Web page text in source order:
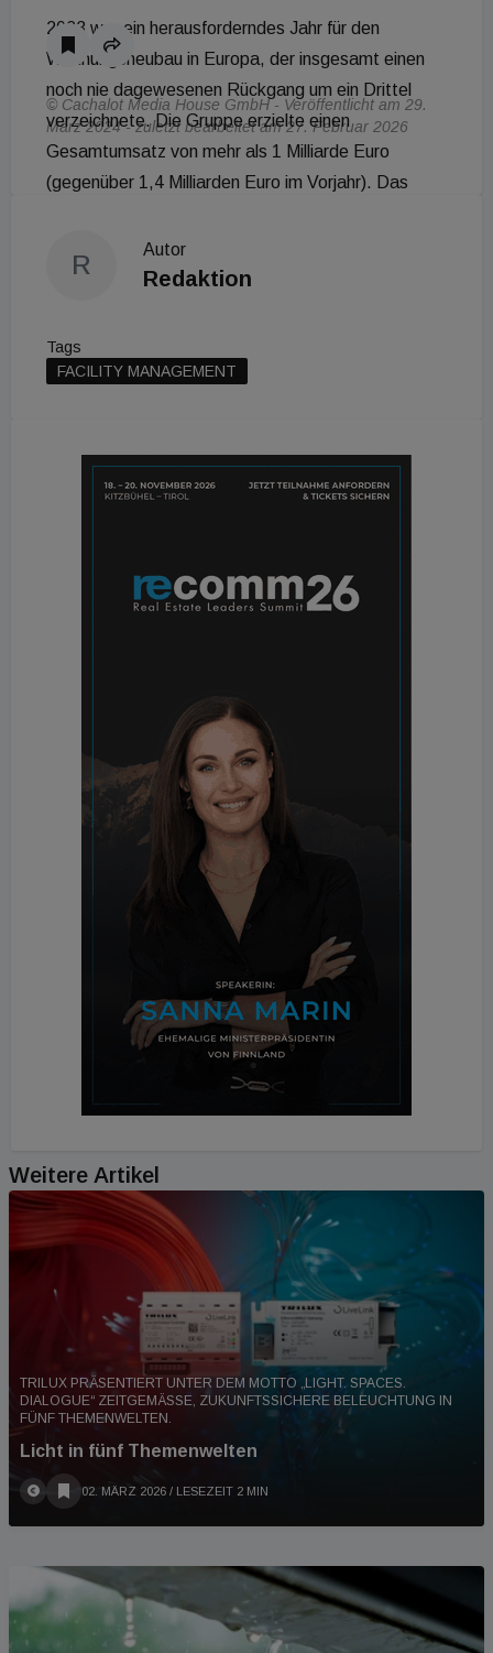
2023 war ein herausforderndes Jahr für den
Wohnungsneubau in Europa, der insgesamt einen
noch nie dagewesenen Rückgang um ein Drittel
verzeichnete. Die Gruppe erzielte einen
Gesamtumsatz von mehr als 1 Milliarde Euro
(gegenüber 1,4 Milliarden Euro im Vorjahr). Das
Millionen Euro (gegenüber 291 Millionen Euro im
Jahr 2022).
© Cachalot Media House GmbH - Veröffentlicht am 29.
März 2024 - zuletzt bearbeitet am 27. Februar 2026
R
Autor
Redaktion
Tags
FACILITY MANAGEMENT
Weitere Artikel
TRILUX PRÄSENTIERT UNTER DEM MOTTO „LIGHT. SPACES.
DIALOGUE“ ZEITGEMÄSSE, ZUKUNFTSSICHERE BELEUCHTUNG IN F
ÜNF THEMENWELTEN.
Licht in fünf Themenwelten
02. MÄRZ 2026 / LESEZEIT 2 MIN